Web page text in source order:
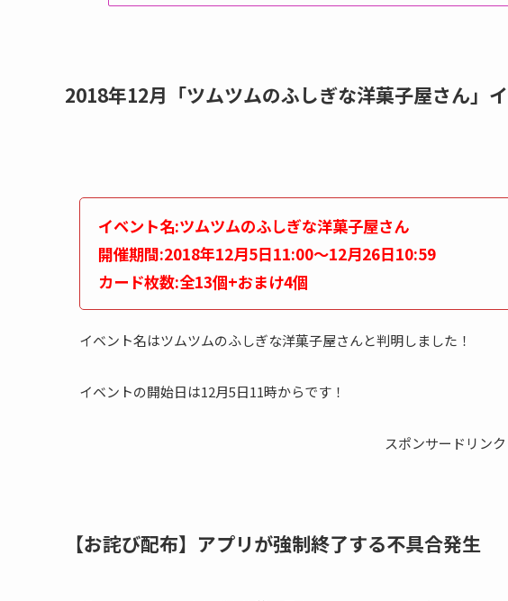
2018年12月「ツムツムのふしぎな洋菓子屋さん」
イベント名:ツムツムのふしぎな洋菓子屋さん
開催期間:2018年12月5日11:00～12月26日10:59
カード枚数:全13個+おまけ4個
イベント名はツムツムのふしぎな洋菓子屋さんと判明しました！
イベントの開始日は12月5日11時からです！
スポンサードリンク
【お詫び配布】アプリが強制終了する不具合発生